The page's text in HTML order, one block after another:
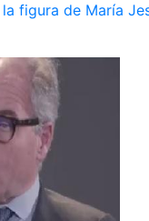
figura de María